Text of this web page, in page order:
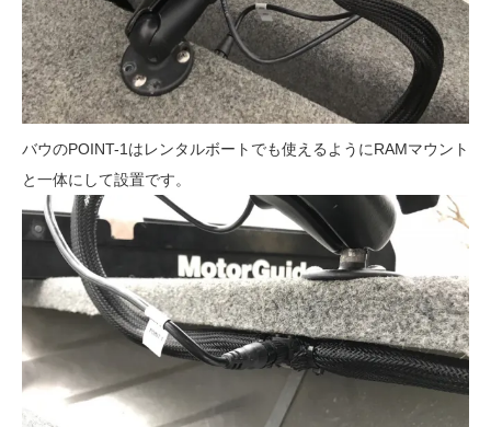
バウのPOINT-1はレンタルボートでも使えるようにRAMマウント
と一体にして設置です。